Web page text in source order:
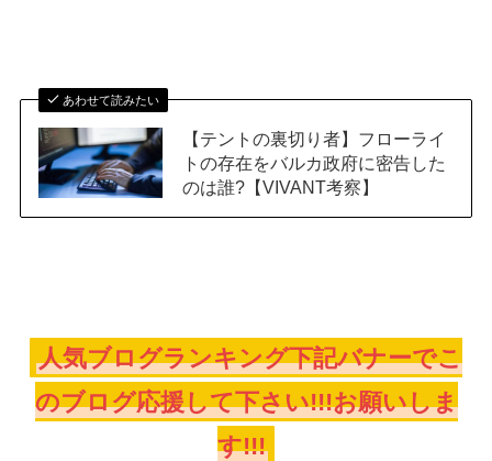
あわせて読みたい
【テントの裏切り者】フローライ
トの存在をバルカ政府に密告した
のは誰?【VIVANT考察】
人気ブログランキング下記バナーでこ
のブログ応援して下さい!!!お願いしま
す!!!